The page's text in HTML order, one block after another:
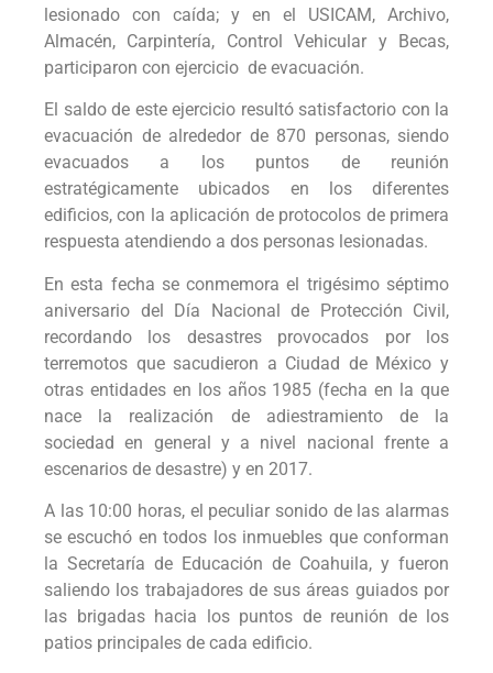
lesionado con caída; y en el USICAM, Archivo,
Almacén, Carpintería, Control Vehicular y Becas,
participaron con ejercicio de evacuación.
El saldo de este ejercicio resultó satisfactorio con la
evacuación de alrededor de 870 personas, siendo
evacuados a los puntos de reunión
estratégicamente ubicados en los diferentes
edificios, con la aplicación de protocolos de primera
respuesta atendiendo a dos personas lesionadas.
En esta fecha se conmemora el trigésimo séptimo
aniversario del Día Nacional de Protección Civil,
recordando los desastres provocados por los
terremotos que sacudieron a Ciudad de México y
otras entidades en los años 1985 (fecha en la que
nace la realización de adiestramiento de la
sociedad en general y a nivel nacional frente a
escenarios de desastre) y en 2017.
A las 10:00 horas, el peculiar sonido de las alarmas
se escuchó en todos los inmuebles que conforman
la Secretaría de Educación de Coahuila, y fueron
saliendo los trabajadores de sus áreas guiados por
las brigadas hacia los puntos de reunión de los
patios principales de cada edificio.